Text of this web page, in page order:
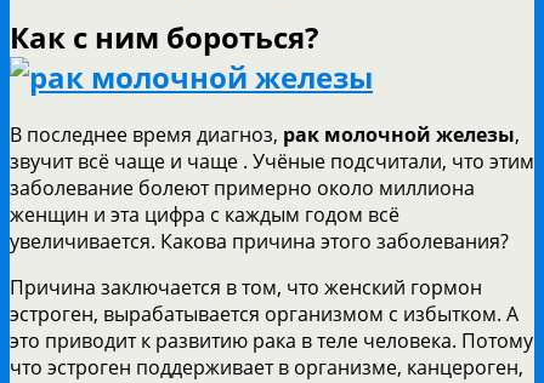
Как с ним бороться?
В последнее время диагноз, рак молочной железы,
звучит всё чаще и чаще . Учёные подсчитали, что этим
заболевание болеют примерно около миллиона
женщин и эта цифра с каждым годом всё
увеличивается. Какова причина этого заболевания?
Причина заключается в том, что женский гормон
эстроген, вырабатывается организмом с избытком. А
это приводит к развитию рака в теле человека. Потому
что эстроген поддерживает в организме, канцероген,